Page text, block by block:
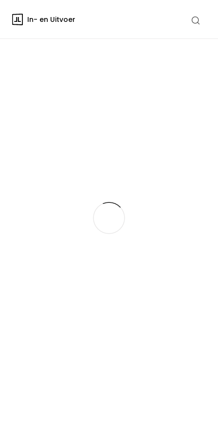
In- en Uitvoer